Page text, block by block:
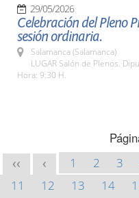
29/05/2026
Celebración del Pleno
sesión ordinaria.
Salamanca (Salamanca)
LUGAR Salón de Plenos.
Hora: 9:30 H.
<< < 1 2 3
11
12 13 14